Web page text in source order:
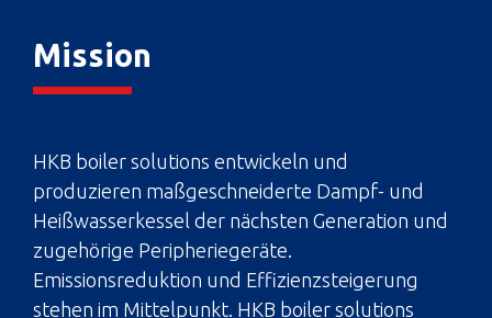
Mission
HKB boiler solutions entwickeln und
produzieren maßgeschneiderte Dampf- und
Heißwasserkessel der nächsten Generation und
zugehörige Peripheriegeräte.
Emissionsreduktion und Effizienzsteigerung
stehen im Mittelpunkt. HKB boiler solutions